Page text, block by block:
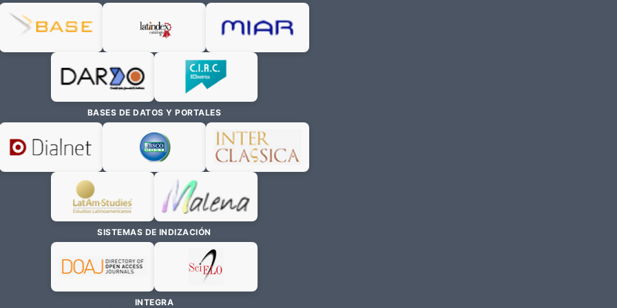
BASES DE DATOS Y PORTALES
SISTEMAS DE INDIZACIÓN
INTEGRA